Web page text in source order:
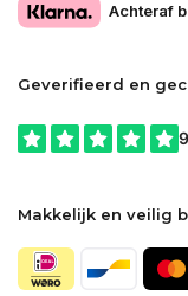
Achteraf
Geverifieerd en
Makkelijk en veilig